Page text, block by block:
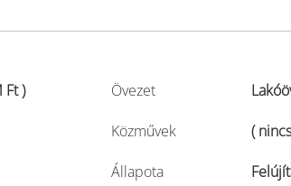
Ft )
Övezet
Közművek (
Állapota